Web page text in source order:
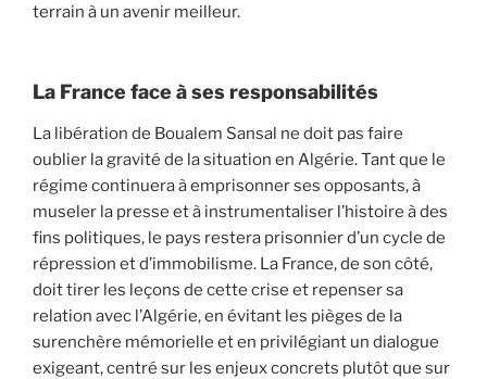
terrain à un avenir meilleur.
La France face à ses responsabilités
La libération de Boualem Sansal ne doit pas faire
oublier la gravité de la situation en Algérie. Tant que le
régime continuera à emprisonner ses opposants, à
museler la presse et à instrumentaliser l’histoire à des
fins politiques, le pays restera prisonnier d’un cycle de
répression et d’immobilisme. La France, de son côté,
doit tirer les leçons de cette crise et repenser sa
relation avec l’Algérie, en évitant les pièges de la
surenchère mémorielle et en privilégiant un dialogue
exigeant, centré sur les enjeux concrets plutôt que sur